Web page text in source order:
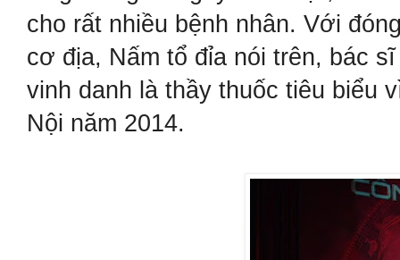
cho rất nhiều bệnh nhân. Với
cơ địa, Nấm tổ đỉa nói trên, bác
vinh danh là thầy thuốc tiêu biểu
Nội năm 2014.